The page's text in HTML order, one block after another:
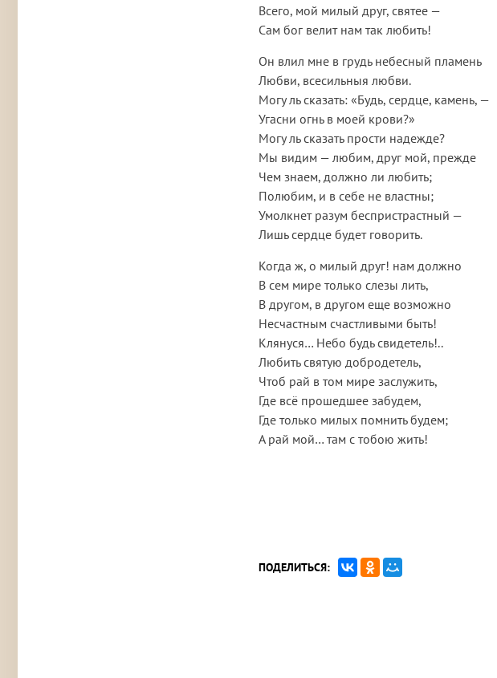
Всего, мой милый друг, святее —
Сам бог велит нам так любить!
Он влил мне в грудь небесный пламень
Любви, всесильныя любви.
Могу ль сказать: «Будь, сердце, камень, —
Угасни огнь в моей крови?»
Могу ль сказать прости надежде?
Мы видим — любим, друг мой, прежде
Чем знаем, должно ли любить;
Полюбим, и в себе не властны;
Умолкнет разум беспристрастный —
Лишь сердце будет говорить.
Когда ж, о милый друг! нам должно
В сем мире только слезы лить,
В другом, в другом еще возможно
Несчастным счастливыми быть!
Клянуся… Небо будь свидетель!..
Любить святую добродетель,
Чтоб рай в том мире заслужить,
Где всё прошедшее забудем,
Где только милых помнить будем;
А рай мой… там с тобою жить!
ПОДЕЛИТЬСЯ: